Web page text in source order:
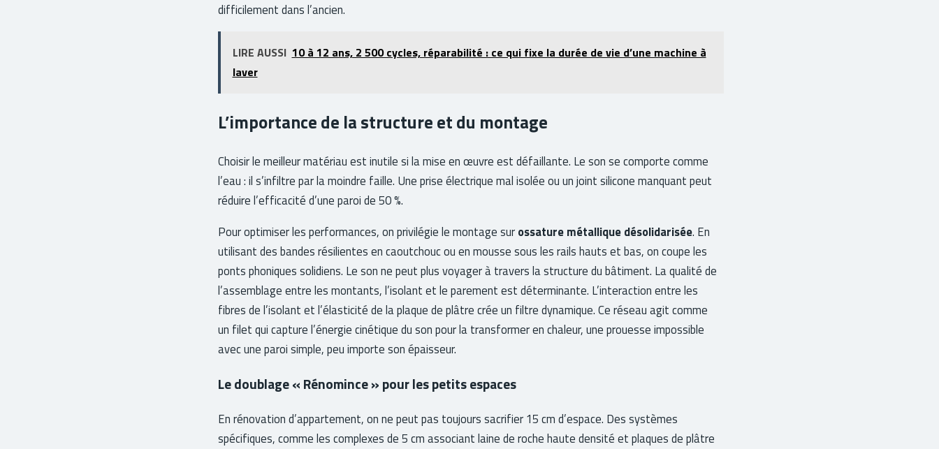
difficilement dans l’ancien.
LIRE AUSSI 10 à 12 ans, 2 500 cycles, réparabilité : ce qui fixe la durée de vie d’une machine à
laver
L’importance de la structure et du montage
Choisir le meilleur matériau est inutile si la mise en œuvre est défaillante. Le son se comporte comme
l’eau : il s’infiltre par la moindre faille. Une prise électrique mal isolée ou un joint silicone manquant peut
réduire l’efficacité d’une paroi de 50 %.
Pour optimiser les performances, on privilégie le montage sur ossature métallique désolidarisée. En
utilisant des bandes résilientes en caoutchouc ou en mousse sous les rails hauts et bas, on coupe les
ponts phoniques solidiens. Le son ne peut plus voyager à travers la structure du bâtiment. La qualité de
l’assemblage entre les montants, l’isolant et le parement est déterminante. L’interaction entre les
fibres de l’isolant et l’élasticité de la plaque de plâtre crée un filtre dynamique. Ce réseau agit comme
un filet qui capture l’énergie cinétique du son pour la transformer en chaleur, une prouesse impossible
avec une paroi simple, peu importe son épaisseur.
Le doublage « Rénomince » pour les petits espaces
En rénovation d’appartement, on ne peut pas toujours sacrifier 15 cm d’espace. Des systèmes
spécifiques, comme les complexes de 5 cm associant laine de roche haute densité et plaques de plâtre